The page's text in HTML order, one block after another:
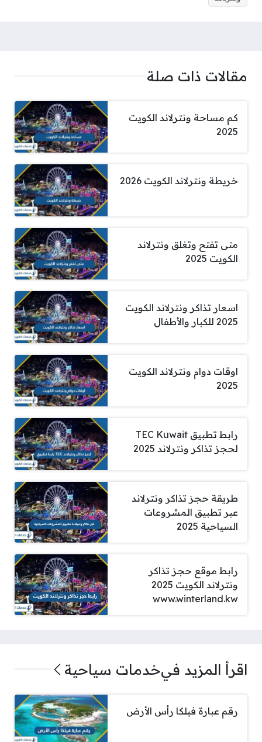
مقالات ذات صلة
كم مساحة ونترلاند الكويت
2025
خريطة ونترلاند الكويت 2026
متى تفتح وتغلق ونترلاند
الكويت 2025
اسعار تذاكر ونترلاند الكويت
2025 للكبار والأطفال
اوقات دوام ونترلاند الكويت
2025
رابط تطبيق TEC Kuwait
لحجز تذاكر ونترلاند 2025
طريقة حجز تذاكر ونترلاند
عبر تطبيق المشروعات
السياحية 2025
رابط موقع حجز تذاكر
ونترلاند الكويت 2025
www.winterland.kw
اقرأ المزيد فيخدمات سياحية
رقم عبارة فيلكا رأس الأرض